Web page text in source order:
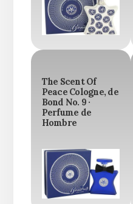
The Scent Of
Peace Cologne, de
Bond No. 9 ·
Perfume de
Hombre